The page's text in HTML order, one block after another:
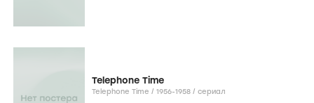
Telephone Time
Telephone Time / 1956-1958 / сериал